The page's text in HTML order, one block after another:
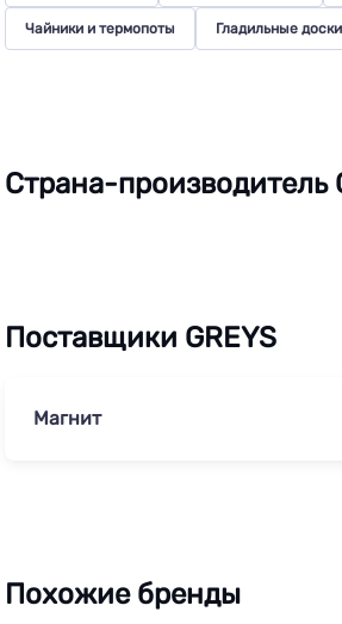
Чайники и термопоты Гладильные доски
Страна-производитель
Поставщики GREYS
Магнит
Похожие бренды